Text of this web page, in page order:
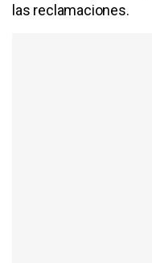
las reclamaciones.